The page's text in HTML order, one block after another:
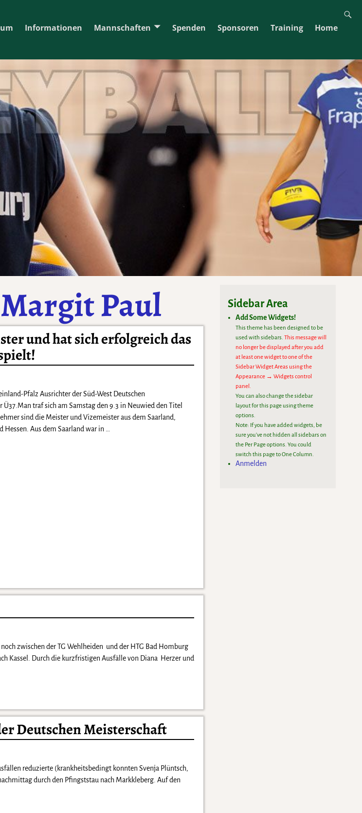
Informationen Mannschaften Spenden Sponsoren Training
Home
Margit Paul
und hat sich erfolgreich das
Pfalz Ausrichter der Süd-West Deutschen
Ü37.Man traf sich am Samstag den 9.3 in Neuwied den Titel
sind die Meister und Vizemeister aus dem Saarland,
Hessen. Aus dem Saarland war in
zwischen der TG Wehlheiden und der HTG Bad Homburg
Kassel. Durch die kurzfristigen Ausfälle von Diana Herzer und
Deutschen Meisterschaft
reduzierte (krankheitsbedingt konnten Svenja Plüntsch,
durch den Pfingststau nach Markkleberg. Auf den
Sidebar Area
Add Some Widgets!
This theme has been designed to be
used with sidebars.This message will
no longer be displayed after you add
at least one widget to one of the
Sidebar Widget Areas using the
Appearance → Widgets control
panel.
You can also change the sidebar
layout for this page using theme
options.
Note: If you have added widgets, be
sure you've not hidden all sidebars on
the Per Page options. You could
switch this page to One Column.
Anmelden